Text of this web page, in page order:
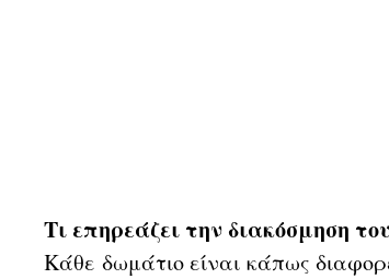
Τι επηρεάζει την διακόσμηση
Κάθε δωμάτιο είναι κάπως